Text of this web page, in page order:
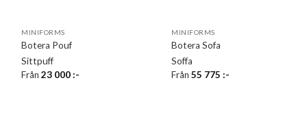
MINIFORMS
Botera Pouf
Sittpuff
Från23 000:-
MINIFORMS
Botera Sofa
Soffa
Från55 775:-